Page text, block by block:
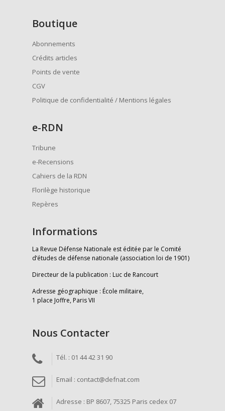
Boutique
Abonnements
Crédits articles
Points de vente
CGV
Politique de confidentialité / Mentions légales
e-RDN
Tribune
e-Recensions
Cahiers de la RDN
Florilège historique
Repères
Informations
La Revue Défense Nationale est éditée par le Comité
d’études de défense nationale (association loi de 1901)
Directeur de la publication : Luc de Rancourt
Adresse géographique : École militaire,
1 place Joffre, Paris VII
Nous Contacter
Tél. : 01 44 42 31 90
Email : contact@defnat.com
Adresse : BP 8607, 75325 Paris cedex 07